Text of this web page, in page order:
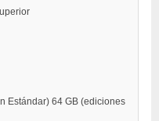
Estándar) 64 GB (ediciones